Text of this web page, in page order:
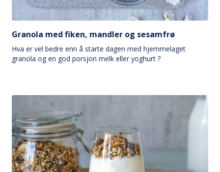
Granola med fiken, mandler og sesamfrø
Hva er vel bedre enn å starte dagen med hjemmelaget
granola og en god porsjon melk eller yoghurt ?